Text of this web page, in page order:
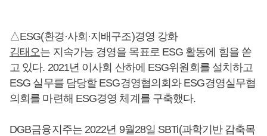
△ESG(환경·사회·지배구조)경영 강화
김태오는 지속가능 경영을 목표로 ESG 활동에 힘을 쏟
고 있다. 2021년 이사회 산하에 ESG위원회를 설치하고
ESG 실무를 담당할 ESG경영협의회와 ESG경영실무협
의회를 마련해 ESG경영 체계를 구축했다.
DGB금융지주는 2022년 9월28일 SBTi(과학기반 감축목